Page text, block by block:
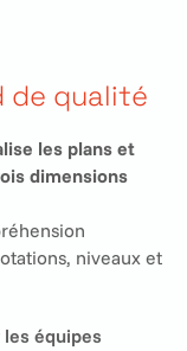
de qualité
les plans et
dimensions
niveaux et
équipes